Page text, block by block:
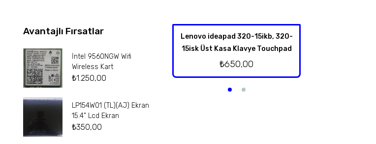
Avantajlı Fırsatlar
İntel 9560NGW Wifi
Wireless Kart
₺1.250,00
LP154W01 (TL)(AJ) Ekran
15.4” Lcd Ekran
₺350,00
Lenovo ideapad 320-15ikb, 320-
15isk Üst Kasa Klavye Touchpad
₺650,00